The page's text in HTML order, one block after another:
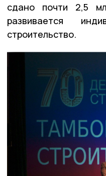
сдано почти 2,5
развивается
строительство.